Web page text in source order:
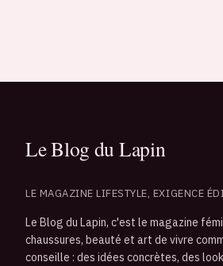
LE MAGAZINE LIFESTYLE, EXIGENCE
Le Blog du Lapin, c'est le magazine
chaussures, beauté et art de vivre
conseille : des idées concrètes, des